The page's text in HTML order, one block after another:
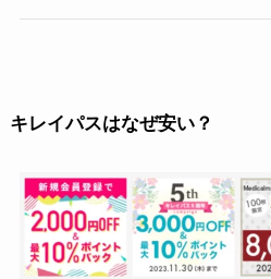
キレイパスはなぜ安い？